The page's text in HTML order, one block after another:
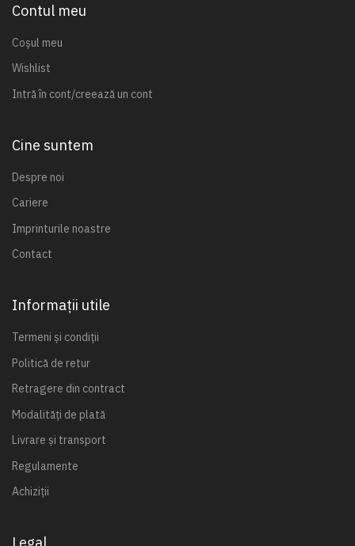
Contul meu
Coșul meu
Wishlist
Intră în cont/creează un cont
Cine suntem
Despre noi
Cariere
Imprinturile noastre
Contact
Informații utile
Termeni și condiții
Politică de retur
Retragere din contract
Modalități de plată
Livrare și transport
Regulamente
Achiziții